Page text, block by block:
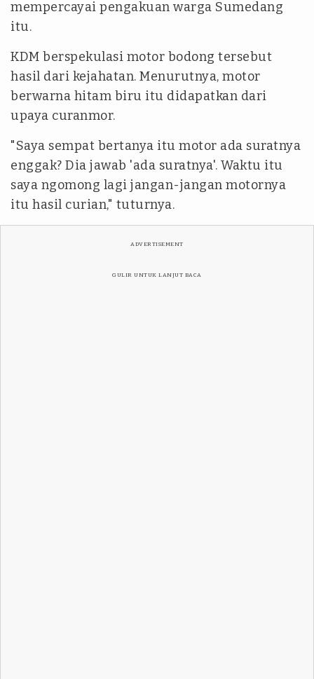
mempercayai pengakuan warga Sumedang
itu.
KDM berspekulasi motor bodong tersebut
hasil dari kejahatan. Menurutnya, motor
berwarna hitam biru itu didapatkan dari
upaya curanmor.
"Saya sempat bertanya itu motor ada suratnya
enggak? Dia jawab 'ada suratnya'. Waktu itu
saya ngomong lagi jangan-jangan motornya
itu hasil curian," tuturnya.
ADVERTISEMENT
GULIR UNTUK LANJUT BACA